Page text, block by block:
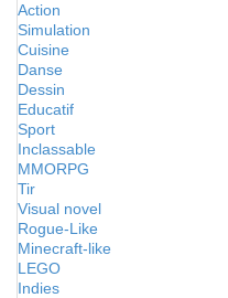
Action
Simulation
Cuisine
Danse
Dessin
Educatif
Sport
Inclassable
MMORPG
Tir
Visual novel
Rogue-Like
Minecraft-like
LEGO
Indies